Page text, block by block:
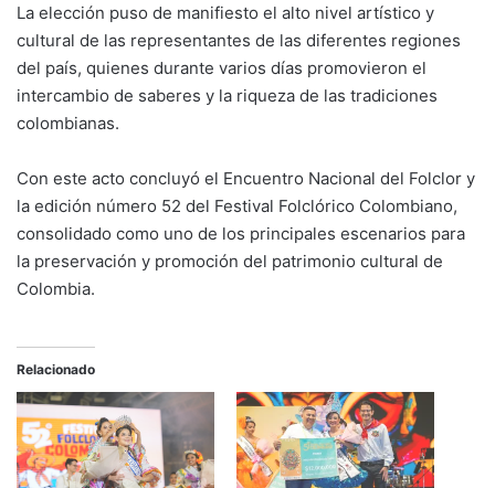
La elección puso de manifiesto el alto nivel artístico y
cultural de las representantes de las diferentes regiones
del país, quienes durante varios días promovieron el
intercambio de saberes y la riqueza de las tradiciones
colombianas.
Con este acto concluyó el Encuentro Nacional del Folclor y
la edición número 52 del Festival Folclórico Colombiano,
consolidado como uno de los principales escenarios para
la preservación y promoción del patrimonio cultural de
Colombia.
Relacionado